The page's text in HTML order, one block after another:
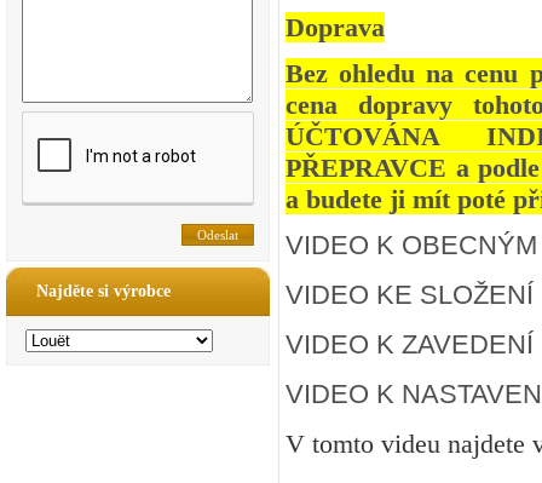
Najděte si výrobce
Doprava
Bez ohledu na cenu
cena dopravy
ÚČTOVÁNA
PŘEPRAVCE a
a budete ji mít poté
VIDEO K
VIDEO KE SLOŽENÍ
VIDEO K
VIDEO K
V tomto videu najdete